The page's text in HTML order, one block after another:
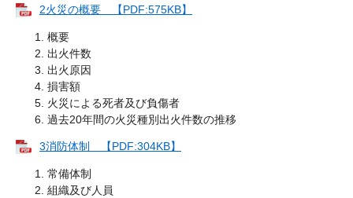
2火災の概要 【PDF:575KB】
概要
出火件数
出火原因
損害額
火災による死者及び負傷者
過去20年間の火災種別出火件数の推移
3消防体制 【PDF:304KB】
常備体制
組織及び人員